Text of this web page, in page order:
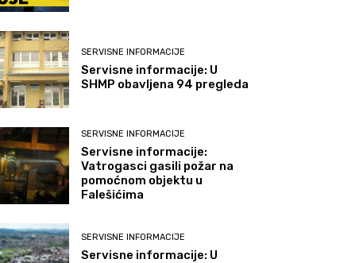
SERVISNE INFORMACIJE
Servisne informacije: U
SHMP obavljena 94 pregleda
SERVISNE INFORMACIJE
Servisne informacije:
Vatrogasci gasili požar na
pomoćnom objektu u
Falešićima
SERVISNE INFORMACIJE
Servisne informacije: U